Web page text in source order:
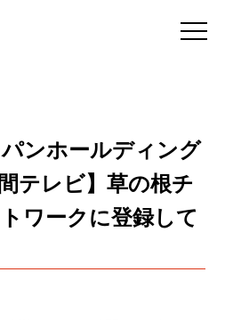
ンホールディング
テレビ】草の根チ
ワークに登録して